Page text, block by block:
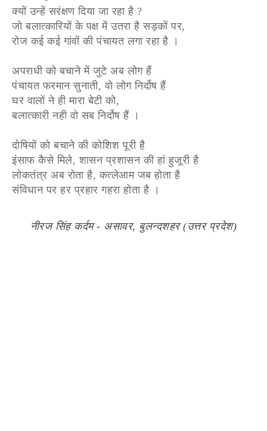
क्यों उन्हें सरंक्षण दिया जा रहा है ?
जो बलात्कारियों के पक्ष में उतरा है सड़कों पर,
रोज कई कई गांवों की पंचायत लगा रहा है ।
अपराधी को बचाने में जुटे अब लोग हैं
पंचायत फरमान सुनाती, वो लोग निर्दोष हैं
घर वालों ने ही मारा बेटी को,
बलात्कारी नही वो सब निर्दोष हैं ।
दोषियों को बचाने की कोशिश पूरी है
इंसाफ कैसे मिले, शासन प्रशासन की हां हुजूरी है
लोकतंत्र अब रोता है, कत्लेआम जब होता है
संविधान पर हर प्रहार गहरा होता है ।
नीरज सिंह कर्दम - असावर, बुलन्दशहर (उत्तर प्रदेश)